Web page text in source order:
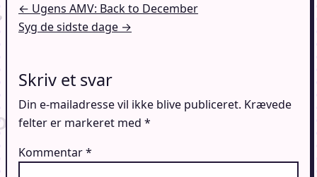
Indlægsnavigation
← Ugens AMV: Back to December
Syg de sidste dage →
Skriv et svar
Din e-mailadresse vil ikke blive publiceret. Krævede
felter er markeret med *
Kommentar*